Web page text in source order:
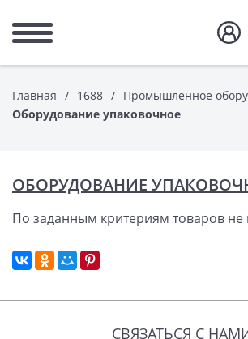
Главная 1688
Промышленное
Оборудование упаковочное
ОБОРУДОВАНИЕ
По заданным критериям товаров не
СВЯЗАТЬСЯ С